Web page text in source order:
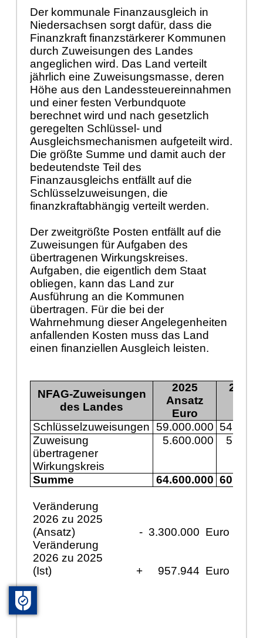
Der kommunale Finanzausgleich in
Niedersachsen sorgt dafür, dass die
Finanzkraft finanzstärkerer Kommunen
durch Zuweisungen des Landes
angeglichen wird. Das Land verteilt
jährlich eine Zuweisungsmasse, deren
Höhe aus den Landessteuereinnahmen
und einer festen Verbundquote
berechnet wird und nach gesetzlich
geregelten Schlüssel- und
Ausgleichsmechanismen aufgeteilt wird.
Die größte Summe und damit auch der
bedeutendste Teil des
Finanzausgleichs entfällt auf die
Schlüsselzuweisungen, die
finanzkraftabhängig verteilt werden.
Der zweitgrößte Posten entfällt auf die
Zuweisungen für Aufgaben des
übertragenen Wirkungskreises.
Aufgaben, die eigentlich dem Staat
obliegen, kann das Land zur
Ausführung an die Kommunen
übertragen. Für die bei der
Wahrnehmung dieser Angelegenheiten
anfallenden Kosten muss das Land
einen finanziellen Ausgleich leisten.
NFAG-Zuweisungen
des Landes
2025
Ansatz
2025
Euro
Schlüsselzuweisungen
59.000.000
Zuweisung
übertragener
Wirkungskreis
5.600.000
Summe 64.600.000
Veränderung
2026 zu 2025
(Ansatz)
- 3.300.000 Euro
Veränderung
2026 zu 2025
(Ist)
+ 957.944 Euro